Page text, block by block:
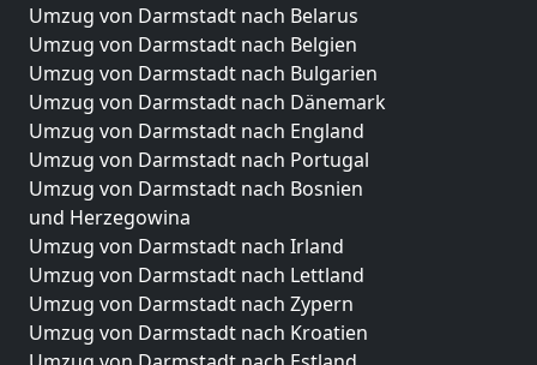
Umzug von Darmstadt nach Belarus
Umzug von Darmstadt nach Belgien
Umzug von Darmstadt nach Bulgarien
Umzug von Darmstadt nach Dänemark
Umzug von Darmstadt nach England
Umzug von Darmstadt nach Portugal
Umzug von Darmstadt nach Bosnien
und Herzegowina
Umzug von Darmstadt nach Irland
Umzug von Darmstadt nach Lettland
Umzug von Darmstadt nach Zypern
Umzug von Darmstadt nach Kroatien